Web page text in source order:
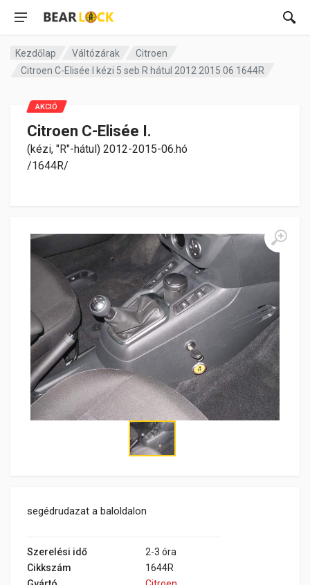
Kezdőlap Váltózárak
Citroen
Citroen C-Elisée I kézi 5 seb R hátul 2012 2015 06 1644R
Citroen C-Elisée I.
(kézi, "R"-hátul) 2012-2015-06.hó
/1644R/
segédrudazat a baloldalon
AKCIÓ
Szerelési idő
2-3 óra
Cikkszám
1644R